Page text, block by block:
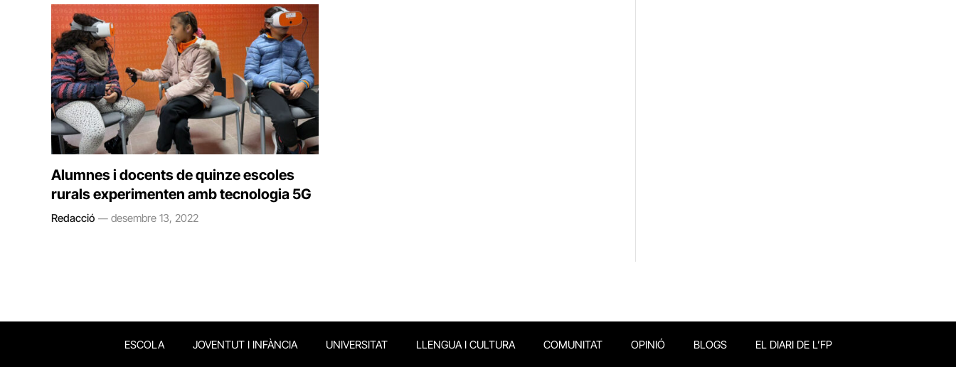
Alumnes i docents de quinze escoles
rurals experimenten amb tecnologia 5G
Redacció desembre 13, 2022
ESCOLA JOVENTUT I INFÀNCIA UNIVERSITAT LLENGUA I CULTURA COMUNITAT OPINIÓ BLOGS EL DIARI DE L’FP